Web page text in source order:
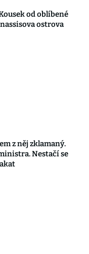
od oblíbené
ostrova
z něj zklamaný.
Nestačí se